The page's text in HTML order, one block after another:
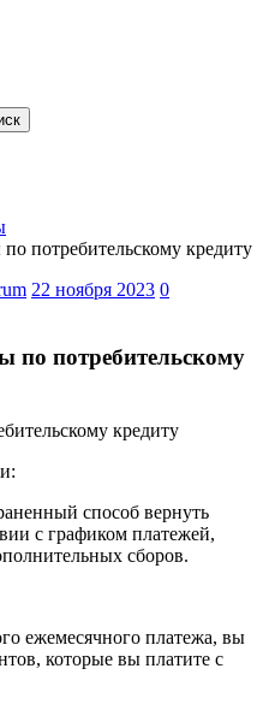
потребительскому кредиту
22 ноября 2023 0
по потребительскому
кредиту
способ вернуть
с графиком платежей,
сборов.
ежемесячного платежа, вы
которые вы платите с